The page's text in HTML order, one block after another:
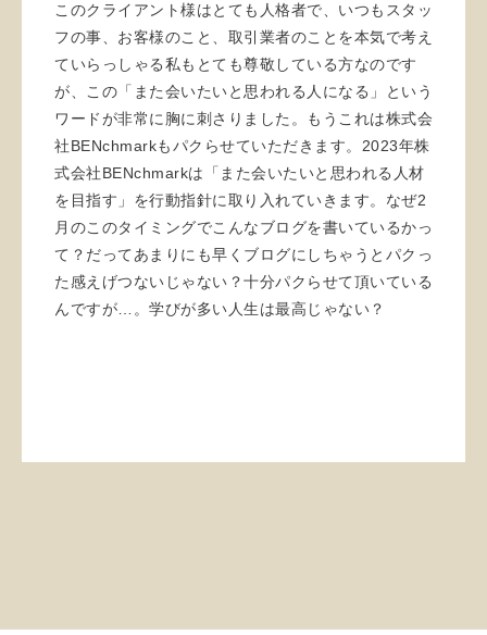
このクライアント様はとても人格者で、いつもスタッ
フの事、お客様のこと、取引業者のことを本気で考え
ていらっしゃる私もとても尊敬している方なのです
が、この「また会いたいと思われる人になる」という
ワードが非常に胸に刺さりました。もうこれは株式会
社BENchmarkもパクらせていただきます。2023年株
式会社BENchmarkは「また会いたいと思われる人材
を目指す」を行動指針に取り入れていきます。なぜ2
月のこのタイミングでこんなブログを書いているかっ
て？だってあまりにも早くブログにしちゃうとパクっ
た感えげつないじゃない？十分パクらせて頂いている
んですが…。学びが多い人生は最高じゃない？